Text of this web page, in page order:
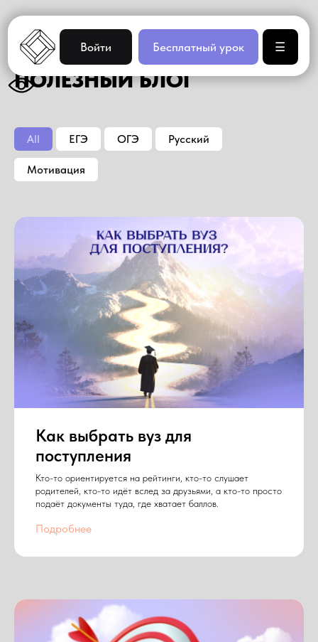
Бесплатный урок
Войти
ПОЛЕЗНЫЙ БЛОГ
All ЕГЭ ОГЭ Русский
Мотивация
Как выбрать вуз для
поступления
Кто-то ориентируется на рейтинги, кто-то слушает
родителей, кто-то идёт вслед за друзьями, а кто-то просто
подаёт документы туда, где хватает баллов.
Подробнее